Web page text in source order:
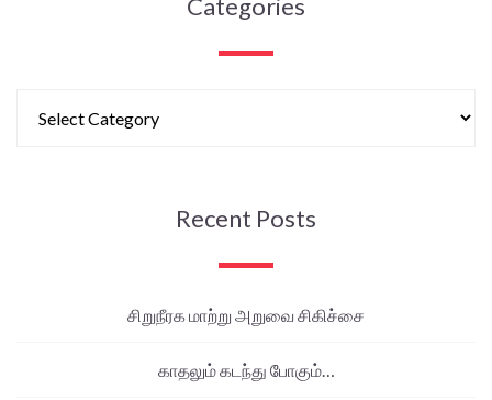
Recent Posts
சிறுநீரக மாற்று அறுவை சிகிச்சை
காதலும் கடந்து போகும்…